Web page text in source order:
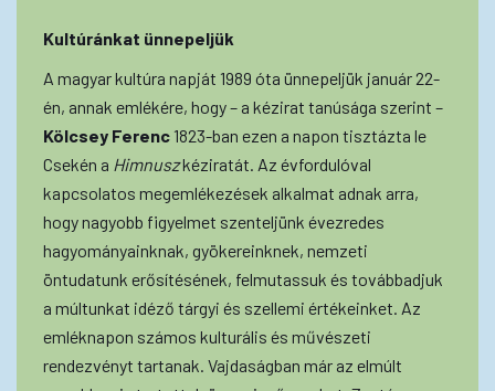
Kultúránkat ünnepeljük
A magyar kultúra napját 1989 óta ünnepeljük január 22-
én, annak emlékére, hogy – a kézirat tanúsága szerint –
Kölcsey Ferenc1823-ban ezen a napon tisztázta le
Csekén a Himnuszkéziratát. Az évfordulóval
kapcsolatos megemlékezések alkalmat adnak arra,
hogy nagyobb figyelmet szenteljünk évezredes
hagyományainknak, gyökereinknek, nemzeti
öntudatunk erősítésének, felmutassuk és továbbadjuk
a múltunkat idéző tárgyi és szellemi értékeinket. Az
emléknapon számos kulturális és művészeti
rendezvényt tartanak. Vajdaságban már az elmúlt